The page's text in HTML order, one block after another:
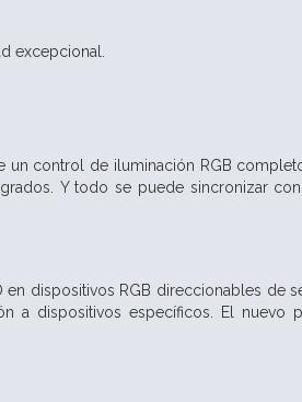
excepcional.
un control de iluminación RGB
Y todo se puede sincronizar
dispositivos RGB direccionables de
a dispositivos específicos. El nuevo